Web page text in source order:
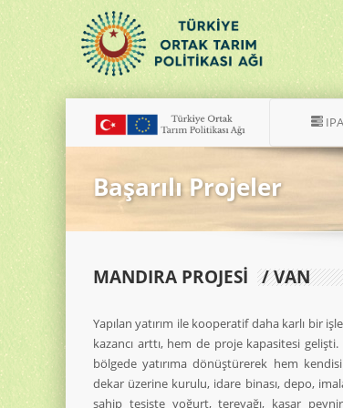
Başarılı Projeler
MANDIRA PROJESİ / VAN
Yapılan yatırım ile kooperatif daha karlı bir
kazancı arttı, hem de proje kapasitesi gelişti.
bölgede yatırıma dönüştürerek hem
dekar üzerine kurulu, idare binası, depo,
sahip tesiste yoğurt, tereyağı, kaşar